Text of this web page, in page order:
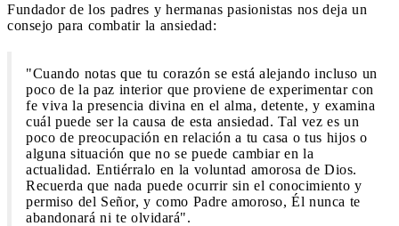
Fundador de los padres y hermanas pasionistas nos deja un
consejo para combatir la ansiedad:
"Cuando notas que tu corazón se está alejando incluso un
poco de la paz interior que proviene de experimentar con
fe viva la presencia divina en el alma, detente, y examina
cuál puede ser la causa de esta ansiedad. Tal vez es un
poco de preocupación en relación a tu casa o tus hijos o
alguna situación que no se puede cambiar en la
actualidad. Entiérralo en la voluntad amorosa de Dios.
Recuerda que nada puede ocurrir sin el conocimiento y
permiso del Señor, y como Padre amoroso, Él nunca te
abandonará ni te olvidará".